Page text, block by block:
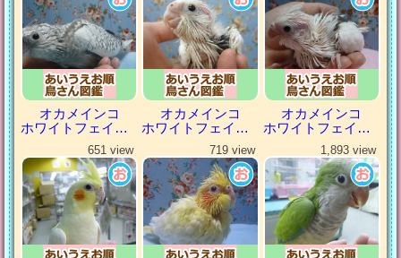
オカメインコ
ホワイトフェイスパール
オカメインコ
ホワイトフェイスパイド
オカメインコ
ホワイトフェイスヘビーパイド
651 view 719 view 1,893 view